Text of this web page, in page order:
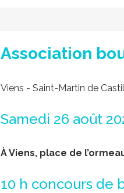
Association
Viens - Saint-Martin de
Samedi 26 août
À Viens, place de
10 h concours de